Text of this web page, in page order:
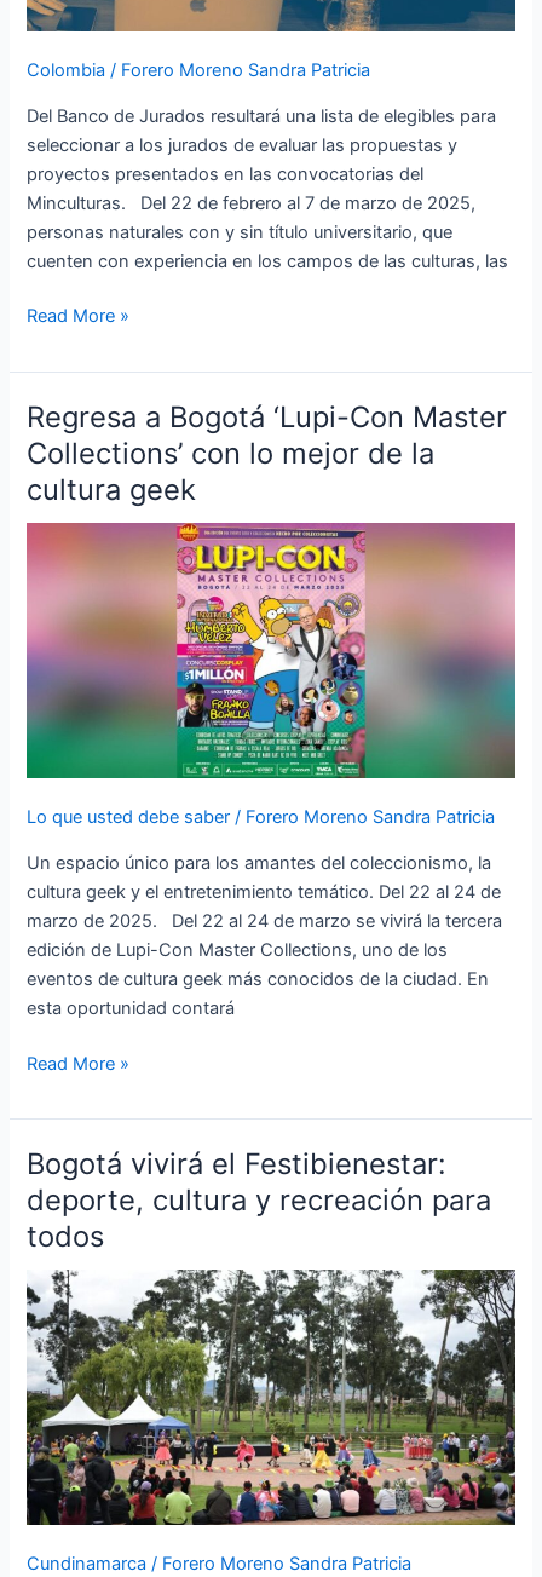
Colombia / Forero Moreno Sandra Patricia
Del Banco de Jurados resultará una lista de elegibles para
seleccionar a los jurados de evaluar las propuestas y
proyectos presentados en las convocatorias del
Minculturas. Del 22 de febrero al 7 de marzo de 2025,
personas naturales con y sin título universitario, que
cuenten con experiencia en los campos de las culturas, las
Read More »
Regresa a Bogotá ‘Lupi-Con Master
Collections’ con lo mejor de la
cultura geek
Lo que usted debe saber / Forero Moreno Sandra Patricia
Un espacio único para los amantes del coleccionismo, la
cultura geek y el entretenimiento temático. Del 22 al 24 de
marzo de 2025. Del 22 al 24 de marzo se vivirá la tercera
edición de Lupi-Con Master Collections, uno de los
eventos de cultura geek más conocidos de la ciudad. En
esta oportunidad contará
Regresa
a
Bogotá
‘Lupi-
Con
Master
lo
mejor
la
Read More »
Bogotá vivirá el Festibienestar:
deporte, cultura y recreación para
todos
Cundinamarca / Forero Moreno Sandra Patricia
Bogotá
vivirá
el
Festibienestar:
deporte,
cultura
y
recreación
para
todos